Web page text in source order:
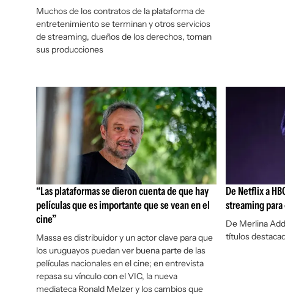
Muchos de los contratos de la plataforma de
entretenimiento se terminan y otros servicios
de streaming, dueños de los derechos, toman
sus producciones
“Las plataformas se dieron cuenta de que hay
películas que es importante que se vean en el
cine”
Massa es distribuidor y un actor clave para que
los uruguayos puedan ver buena parte de las
películas nacionales en el cine; en entrevista
repasa su vínculo con el VIC, la nueva
mediateca Ronald Melzer y los cambios que
De Netflix a
streaming
De Merlina
títulos